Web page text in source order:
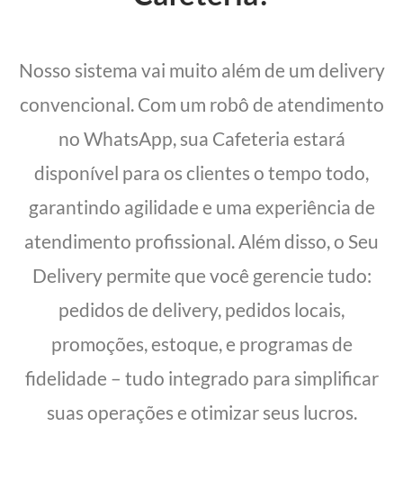
Nosso sistema vai muito além de um delivery
convencional. Com um robô de atendimento
no WhatsApp, sua Cafeteria estará
disponível para os clientes o tempo todo,
garantindo agilidade e uma experiência de
atendimento profissional. Além disso, o Seu
Delivery permite que você gerencie tudo:
pedidos de delivery, pedidos locais,
promoções, estoque, e programas de
fidelidade – tudo integrado para simplificar
suas operações e otimizar seus lucros.